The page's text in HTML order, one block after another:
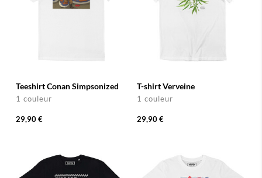
Teeshirt Conan Simpsonized
1 couleur
29,90 €
T-shirt Verveine
1 couleur
29,90 €